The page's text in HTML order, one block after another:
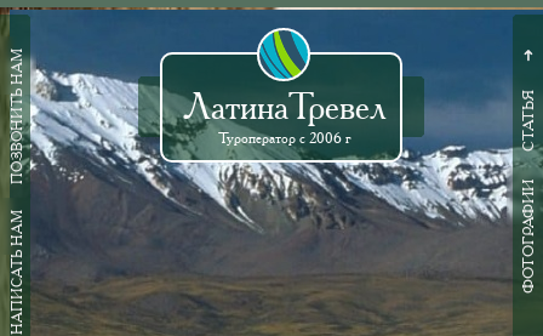
ЛатинаТревел
Туроператор с 2006 г
ПОЗВОНИТЬ НАМ
НАПИСАТЬ НАМ
➜
СТАТЬЯ
ФОТОГРАФИИ